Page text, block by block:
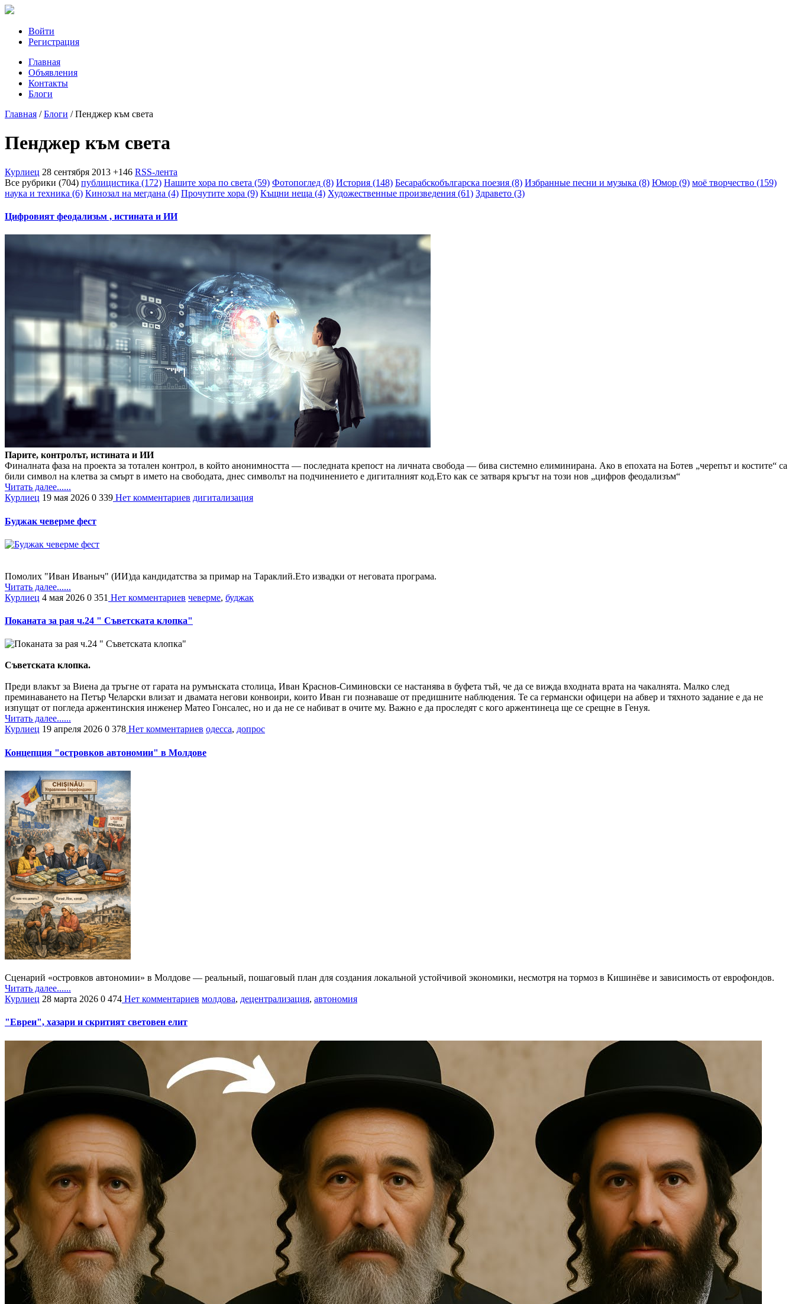
Войти
Регистрация
Главная
Объявления
Контакты
Блоги
Главная /Блоги /Пенджер към света
Пенджер към света
Курлиец 28 сентября 2013 +146 RSS-лента
Все рубрики (704) публицистика (172) Нашите хора по света (59) Фотопоглед (8) История (148) Бесарабскобългарска поезия (8) Избранные песни и музыка (8) Юмор (9) моё творчество (159)
наука и техника (6) Кинозал на мегдана (4) Прочутите хора (9) Къщни неща (4) Художественные произведения (61) Здравето (3)
Цифровият феодализьм , истината и ИИ
Парите, контролът, истината и ИИ
Финалната фаза на проекта за тотален контрол, в който анонимността — последната крепост на личната свобода — бива системно елиминирана. Ако в епохата на Ботев „черепът и костите“ са
били символ на клетва за смърт в името на свободата, днес символът на подчинението е дигиталният код.Ето как се затваря кръгът на този нов „цифров феодализъм“
Читать далее......
Курлиец 19 мая 2026 0 339 Нет комментариев дигитализация
Буджак чеверме фест
Помолих "Иван Иваныч" (ИИ)да кандидатства за примар на Тараклий.Ето извадки от неговата програма.
Читать далее......
Курлиец 4 мая 2026 0 351 Нет комментариев чеверме, буджак
Поканата за рая ч.24 " Съветската клопка"
Съветската клопка.
Преди влакът за Виена да тръгне от гарата на румънската столица, Иван Краснов-Симиновски се настанява в буфета тъй, че да се вижда входната врата на чакалнята. Малко след
преминаването на Петър Челарски влизат и двамата негови конвоири, които Иван ги познаваше от предишните наблюдения. Те са германски офицери на абвер и тяхното задание е да не
изпущат от погледа аржентинския инженер Матео Гонсалес, но и да не се набиват в очите му. Важно е да проследят с кого аржентинеца ще се срещне в Генуя.
Читать далее......
Курлиец 19 апреля 2026 0 378 Нет комментариев одесса, допрос
Концепция "островков автономии" в Молдове
Сценарий «островков автономии» в Молдове — реальный, пошаговый план для создания локальной устойчивой экономики, несмотря на тормоз в Кишинёве и зависимость от еврофондов.
Читать далее......
Курлиец 28 марта 2026 0 474 Нет комментариев молдова, децентрализация, автономия
"Евреи", хазари и скритият световен елит